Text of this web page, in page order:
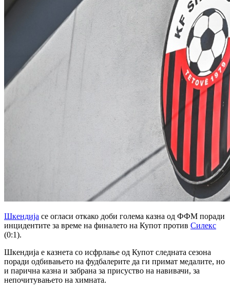
Шкендија се огласи откако доби голема казна од ФФМ поради
инцидентите за време на финалето на Купот против Силекс
(0:1).
Шкендија е казнета со исфрлање од Купот следната сезона
поради одбивањето на фудбалерите да ги примат медалите, но
и парична казна и забрана за присуство на навивачи, за
непочитувањето на химната.